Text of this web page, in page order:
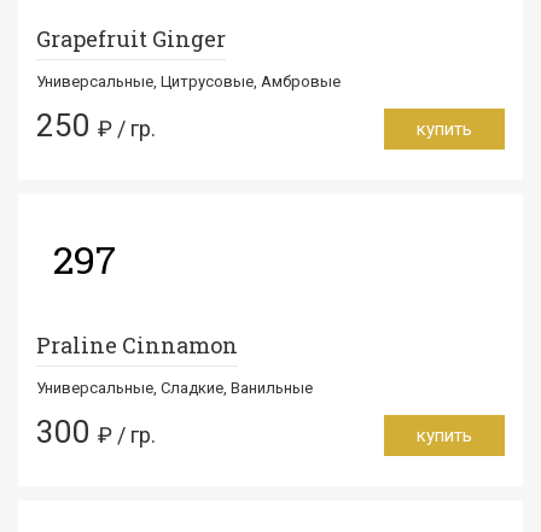
Grapefruit Ginger
Универсальные, Цитрусовые, Амбровые
250 ₽ / гр. купить
297
Praline Cinnamon
Универсальные, Сладкие, Ванильные
300 ₽ / гр. купить